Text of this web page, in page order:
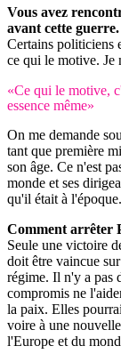
Vous avez
avant cette
Certains politiciens
ce qui le motive. Je
«Ce qui le motive,
essence même»
On me demande
tant que première
son âge. Ce n'est
monde et ses
qu'il était à l'époque.
Comment arrêter
Seule une victoire
doit être vaincue
régime. Il n'y a pas
compromis ne
la paix. Elles
voire à une
l'Europe et du